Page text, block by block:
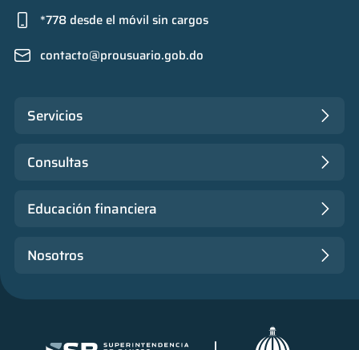
*778 desde el móvil sin cargos
contacto@prousuario.gob.do
Servicios
Consultas
Educación financiera
Nosotros